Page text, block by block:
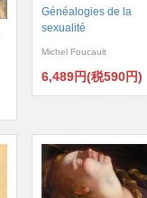
Généalogies de la
sexualité
Michel Foucault
6,489円(税590円)